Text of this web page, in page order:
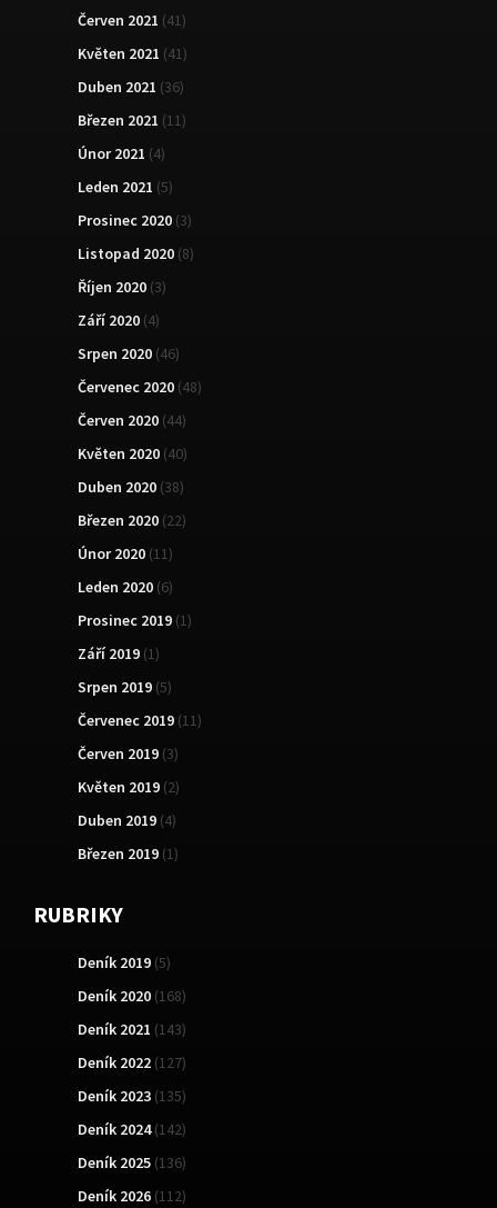
Červen 2021 (41)
Květen 2021 (41)
Duben 2021 (36)
Březen 2021 (11)
Únor 2021 (4)
Leden 2021 (5)
Prosinec 2020 (3)
Listopad 2020 (8)
Říjen 2020 (3)
Září 2020 (4)
Srpen 2020 (46)
Červenec 2020 (48)
Červen 2020 (44)
Květen 2020 (40)
Duben 2020 (38)
Březen 2020 (22)
Únor 2020 (11)
Leden 2020 (6)
Prosinec 2019 (1)
Září 2019 (1)
Srpen 2019 (5)
Červenec 2019 (11)
Červen 2019 (3)
Květen 2019 (2)
Duben 2019 (4)
Březen 2019 (1)
RUBRIKY
Deník 2019 (5)
Deník 2020 (168)
Deník 2021 (143)
Deník 2022 (127)
Deník 2023 (135)
Deník 2024(142)
Deník 2025 (136)
Deník 2026 (112)